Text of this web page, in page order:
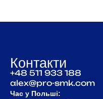
Контакти
+48 511 933 188
alex@pro-smk.com
Час у Польші: